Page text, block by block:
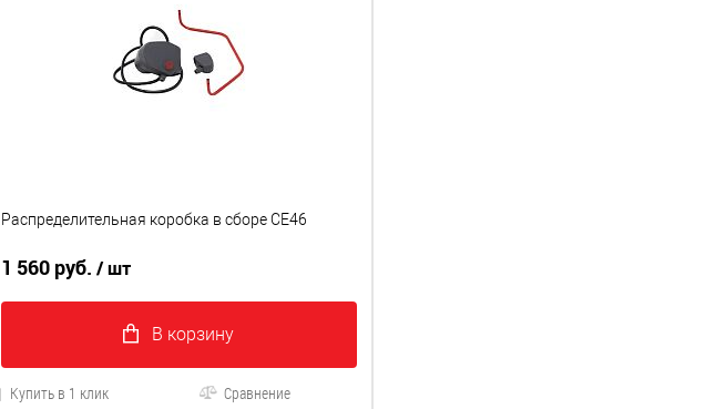
Распределительная коробка в сборе CE46
1 560 руб. / шт
В корзину
Купить в 1 клик Сравнение